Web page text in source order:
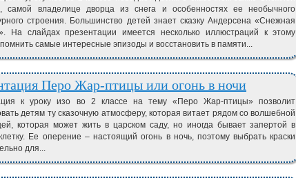
самой владелице дворца из снега и особенностях ее необычного
строения. Большинство детей знает сказку Андерсена «Снежная
На слайдах презентации имеется несколько иллюстраций к этому
самые интересные эпизоды и восстановить в памяти...
Перо Жар-птицы или огонь в ночи
к уроку изо во 2 классе на тему «Перо Жар-птицы» позволит
детям ту сказочную атмосферу, которая витает рядом со волшебной
которая может жить в царском саду, но иногда бывает запертой в
Ее оперение – настоящий огонь в ночь, поэтому выбрать краски
для...